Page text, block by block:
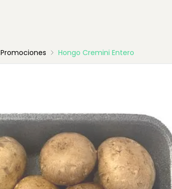
Promociones Hongo Cremini Entero